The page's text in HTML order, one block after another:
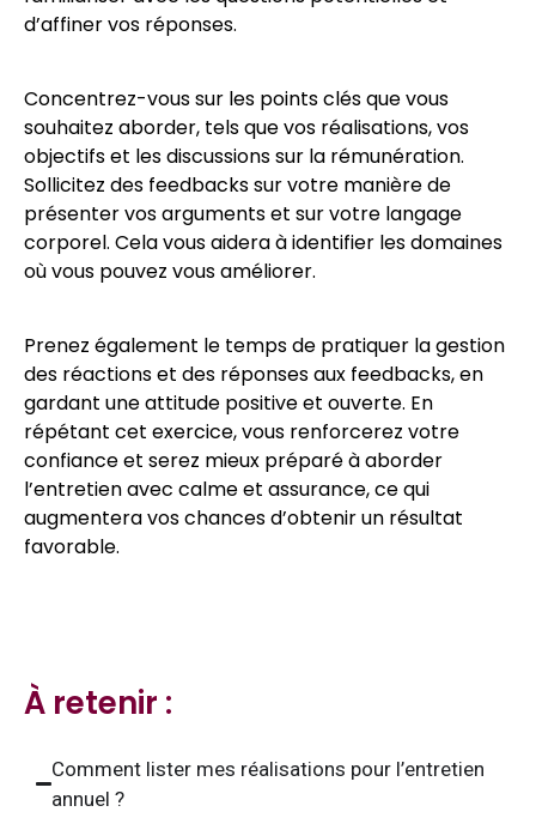
d’affiner vos réponses.
Concentrez-vous sur les points clés que vous
souhaitez aborder, tels que vos réalisations, vos
objectifs et les discussions sur la rémunération.
Sollicitez des feedbacks sur votre manière de
présenter vos arguments et sur votre langage
corporel. Cela vous aidera à identifier les domaines
où vous pouvez vous améliorer.
Prenez également le temps de pratiquer la gestion
des réactions et des réponses aux feedbacks, en
gardant une attitude positive et ouverte. En
répétant cet exercice, vous renforcerez votre
confiance et serez mieux préparé à aborder
l’entretien avec calme et assurance, ce qui
augmentera vos chances d’obtenir un résultat
favorable.
À retenir :
Comment lister mes réalisations pour l’entretien
annuel ?